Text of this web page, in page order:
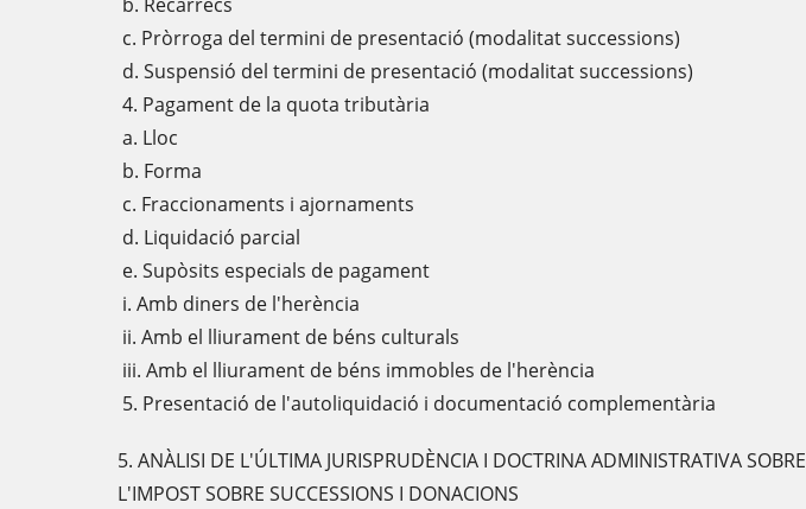
c. Pròrroga del termini de presentació (modalitat successions)
d. Suspensió del termini de presentació (modalitat successions)
4. Pagament de la quota tributària
a. Lloc
b. Forma
c. Fraccionaments i ajornaments
d. Liquidació parcial
e. Supòsits especials de pagament
i. Amb diners de l'herència
ii. Amb el lliurament de béns culturals
iii. Amb el lliurament de béns immobles de l'herència
5. Presentació de l'autoliquidació i documentació complementària
5. ANÀLISI DE L'ÚLTIMA JURISPRUDÈNCIA I DOCTRINA ADMINISTRATIVA SOBRE
L'IMPOST SOBRE SUCCESSIONS I DONACIONS